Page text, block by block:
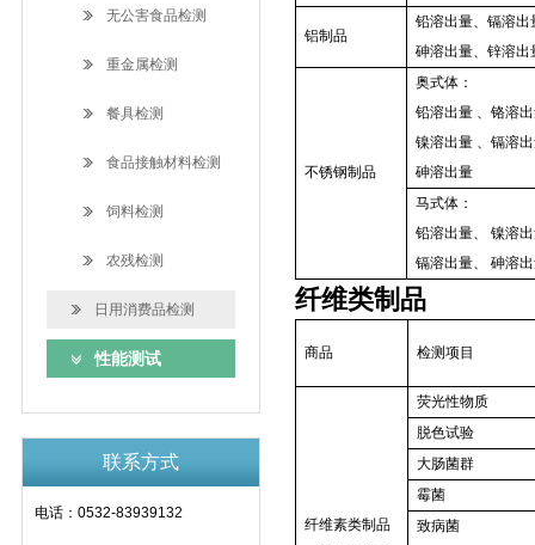
无公害食品检测
重金属检测
餐具检测
食品接触材料检测
饲料检测
农残检测
日用消费品检测
性能测试
联系方式
电话：0532-83939132
铝制品
铅溶出量、镉溶出
砷溶出量、锌溶出
不锈钢制品
奥式体：
铅溶出量 、铬溶
镍溶出量 、镉溶
砷溶出量
马式体：
铅溶出量、 镍溶
镉溶出量、 砷溶
纤维类制品
商品 检测项目
纤维素类制品
荧光性物质
脱色试验
大肠菌群
霉菌
致病菌